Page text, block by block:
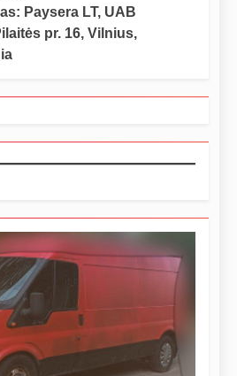
Paysera LT, UAB
pr. 16, Vilnius,